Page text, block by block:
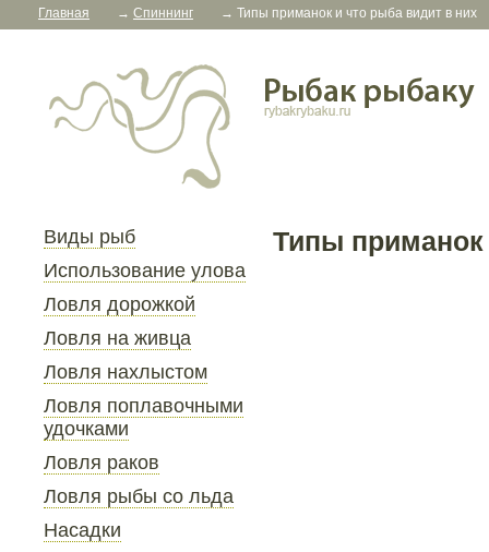
Главная → Спиннинг → Типы приманок и что рыба видит в них
Виды рыб
Использование улова
Ловля дорожкой
Ловля на живца
Ловля нахлыстом
Ловля поплавочными
удочками
Ловля раков
Ловля рыбы со льда
Насадки
Типы приманок